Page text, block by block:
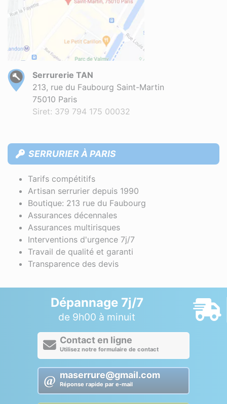
Serrurerie TAN
213, rue du Faubourg Saint-Martin
75010 Paris
Siret: 379 794 175 00032
SERRURIER À PARIS
Tarifs compétitifs
Artisan serrurier depuis 1990
Boutique: 213 rue du Faubourg
Assurances décennales
Assurances multirisques
Interventions d'urgence 7j/7
Travail de qualité et garanti
Transparence des devis
Dépannage 7j/7
de 9h00 à minuit
Contact en ligne
Utilisez notre formulaire de contact
maserrure@gmail.com
Réponse rapide par e-mail